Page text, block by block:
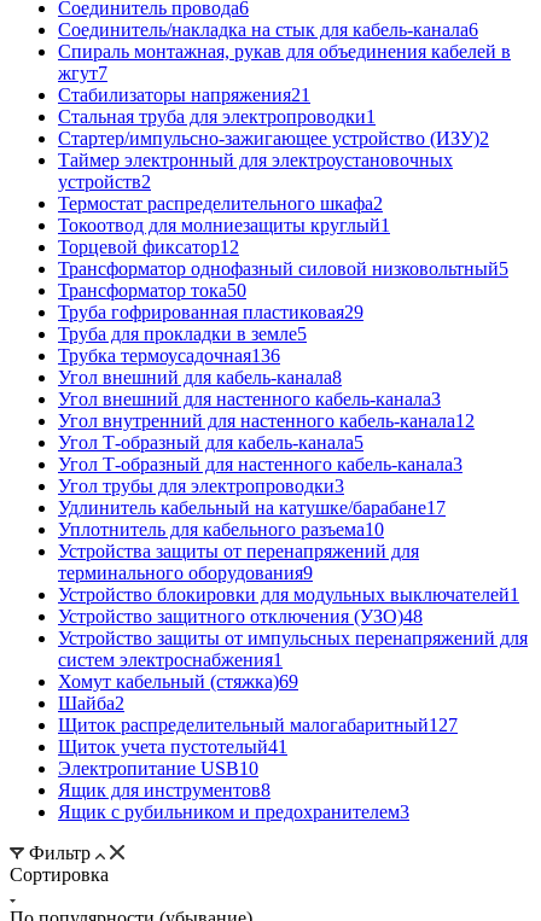
Соединитель провода6
Соединитель/накладка на стык для кабель-канала6
Спираль монтажная, рукав для объединения кабелей в
жгут7
Стабилизаторы напряжения21
Стальная труба для электропроводки1
Стартер/импульсно-зажигающее устройство (ИЗУ)2
Таймер электронный для электроустановочных
устройств2
Термостат распределительного шкафа2
Токоотвод для молниезащиты круглый1
Торцевой фиксатор12
Трансформатор однофазный силовой низковольтный5
Трансформатор тока50
Труба гофрированная пластиковая29
Труба для прокладки в земле5
Трубка термоусадочная136
Угол внешний для кабель-канала8
Угол внешний для настенного кабель-канала3
Угол внутренний для настенного кабель-канала12
Угол Т-образный для кабель-канала5
Угол Т-образный для настенного кабель-канала3
Угол трубы для электропроводки3
Удлинитель кабельный на катушке/барабане17
Уплотнитель для кабельного разъема10
Устройства защиты от перенапряжений для
терминального оборудования9
Устройство блокировки для модульных выключателей1
Устройство защитного отключения (УЗО)48
Устройство защиты от импульсных перенапряжений для
систем электроснабжения1
Хомут кабельный (стяжка)69
Шайба2
Щиток распределительный малогабаритный127
Щиток учета пустотелый41
Электропитание USB10
Ящик для инструментов8
Ящик с рубильником и предохранителем3
Фильтр
Сортировка